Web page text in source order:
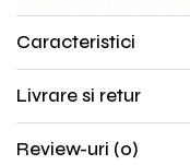
Caracteristici
Livrare si retur
Review-uri (0)